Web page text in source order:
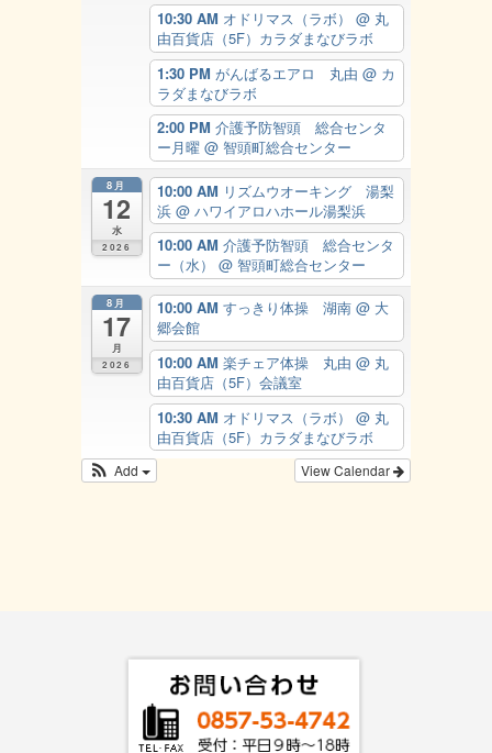
10:30 AM オドリマス（ラボ） @ 丸
由百貨店（5F）カラダまなびラボ
1:30 PM がんばるエアロ 丸由 @ カ
ラダまなびラボ
2:00 PM 介護予防智頭 総合センタ
ー月曜 @ 智頭町総合センター
8月
12
水
2026
10:00 AM リズムウオーキング 湯梨
浜 @ ハワイアロハホール湯梨浜
10:00 AM 介護予防智頭 総合センタ
ー（水） @ 智頭町総合センター
8月
17
月
2026
10:00 AM すっきり体操 湖南 @ 大
郷会館
10:00 AM 楽チェア体操 丸由 @ 丸
由百貨店（5F）会議室
10:30 AM オドリマス（ラボ） @ 丸
由百貨店（5F）カラダまなびラボ
View Calendar
Add